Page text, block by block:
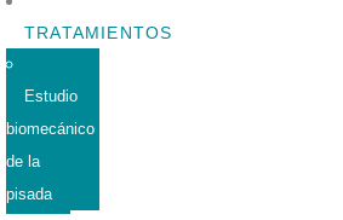
TRATAMIENTOS
Estudio
biomecánico
de la
pisada